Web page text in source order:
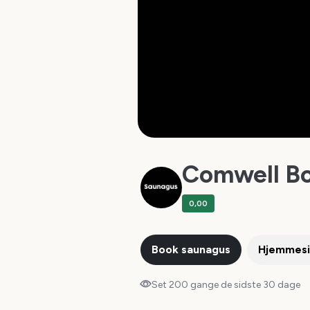
Comwell
0,00
Book saunagus
Set 200 gange de sidste 30 dage